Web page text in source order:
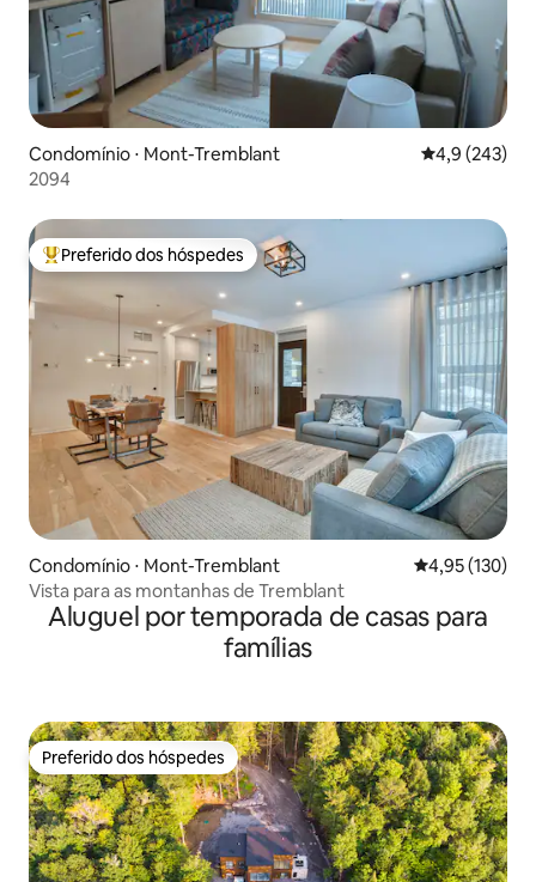
Condomínio ⋅ Mont-Tremblant 4,9 de uma
4,9 (243)
2094
Entre os melhores preferidos dos hóspedes
Preferido dos hóspedes
Condomínio ⋅ Mont-Tremblant 4,95 de uma
4,95 (130)
Vista para as montanhas de Tremblant
Aluguel por temporada de casas para
famílias
Preferido dos hóspedes
Preferido dos hóspedes